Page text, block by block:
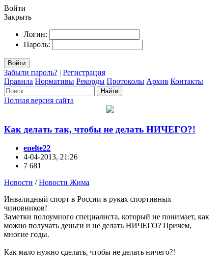
Войти
Закрыть
Логин:
Пароль:
Войти
Забыли пароль? | Регистрация
Правила Нормативы Рекорды Протоколы Архив Контакты
Найти
Полная версия сайта
Как делать так, чтобы не делать НИЧЕГО?!
enelte22
4-04-2013, 21:26
7 681
Новости /Новости Жима
Инвалидный спорт в России в руках спортивных
чиновников!
Заметки полоумного специалиста, который не понимает, как
можно получать деньги и не делать НИЧЕГО? Причем,
многие годы.
Как мало нужно сделать, чтобы не делать ничего?!